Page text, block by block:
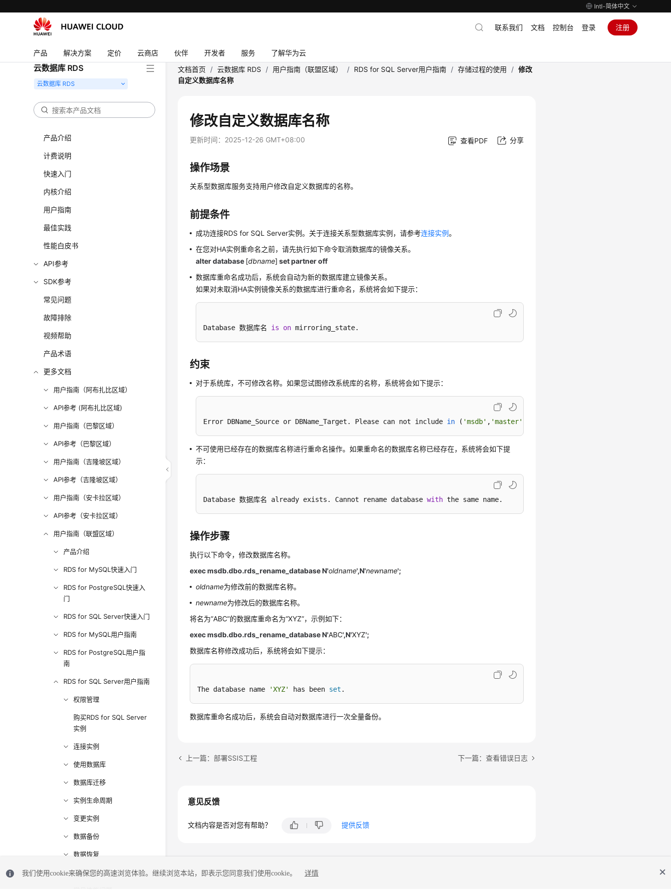
Intl-简体中文
产品 解决方案 定价 云商店 伙伴 开发者 服务 了解华为云
联系我们 文档 控制台 登录 注册
云数据库 RDS
产品介绍
计费说明
快速入门
内核介绍
用户指南
最佳实践
性能白皮书
API参考
SDK参考
常见问题
故障排除
视频帮助
产品术语
更多文档
用户指南（阿布扎比区域）
API参考 (阿布扎比区域)
用户指南（巴黎区域）
API参考（巴黎区域）
用户指南（吉隆坡区域）
API参考（吉隆坡区域）
用户指南（安卡拉区域）
API参考（安卡拉区域）
用户指南（联盟区域）
产品介绍
RDS for MySQL快速入门
RDS for PostgreSQL快速入
门
RDS for SQL Server快速入门
RDS for MySQL用户指南
RDS for PostgreSQL用户指
南
RDS for SQL Server用户指南
权限管理
购买RDS for SQL Server
实例
连接实例
使用数据库
数据库迁移
实例生命周期
变更实例
数据备份
数据恢复
只读实例管理
文档首页 / 云数据库 RDS / 用户指南（联盟区域） / RDS for SQL Server用户指南 / 存储过程的使用 / 修改
自定义数据库名称
修改自定义数据库名称
更新时间： 2025-12-26 GMT+08:00 查看PDF 分享
操作场景
关系型数据库服务支持用户修改自定义数据库的名称。
前提条件
成功连接RDS for SQL Server实例。关于连接关系型数据库实例，请参考连接实例。
在您对HA实例重命名之前，请先执行如下命令取消数据库的镜像关系。
alter database [dbname] set partner off
数据库重命名成功后，系统会自动为新的数据库建立镜像关系。
如果对未取消HA实例镜像关系的数据库进行重命名，系统将会如下提示：
Database 数据库名 is on mirroring_state.
约束
对于系统库，不可修改名称。如果您试图修改系统库的名称，系统将会如下提示：
Error DBName_Source or DBName_Target. Please can not include in ( 'msdb' , 'master'
不可使用已经存在的数据库名称进行重命名操作。如果重命名的数据库名称已经存在，系统将会如下提
示：
Database 数据库名 already exists. Cannot rename database with the same name.
操作步骤
执行以下命令，修改数据库名称。
exec msdb.dbo.rds_rename_database N'oldname',N'newname';
oldname为修改前的数据库名称。
newname为修改后的数据库名称。
将名为“ABC”的数据库重命名为“XYZ”，示例如下：
exec msdb.dbo.rds_rename_database N'ABC',N'XYZ';
数据库名称修改成功后，系统将会如下提示：
The database name 'XYZ' has been set .
数据库重命名成功后，系统会自动对数据库进行一次全量备份。
上一篇：部署SSIS工程 下一篇：查看错误日志
意见反馈
文档内容是否对您有帮助？ 提供反馈
我们使用cookie来确保您的高速浏览体验。继续浏览本站，即表示您同意我们使用cookie。 详情